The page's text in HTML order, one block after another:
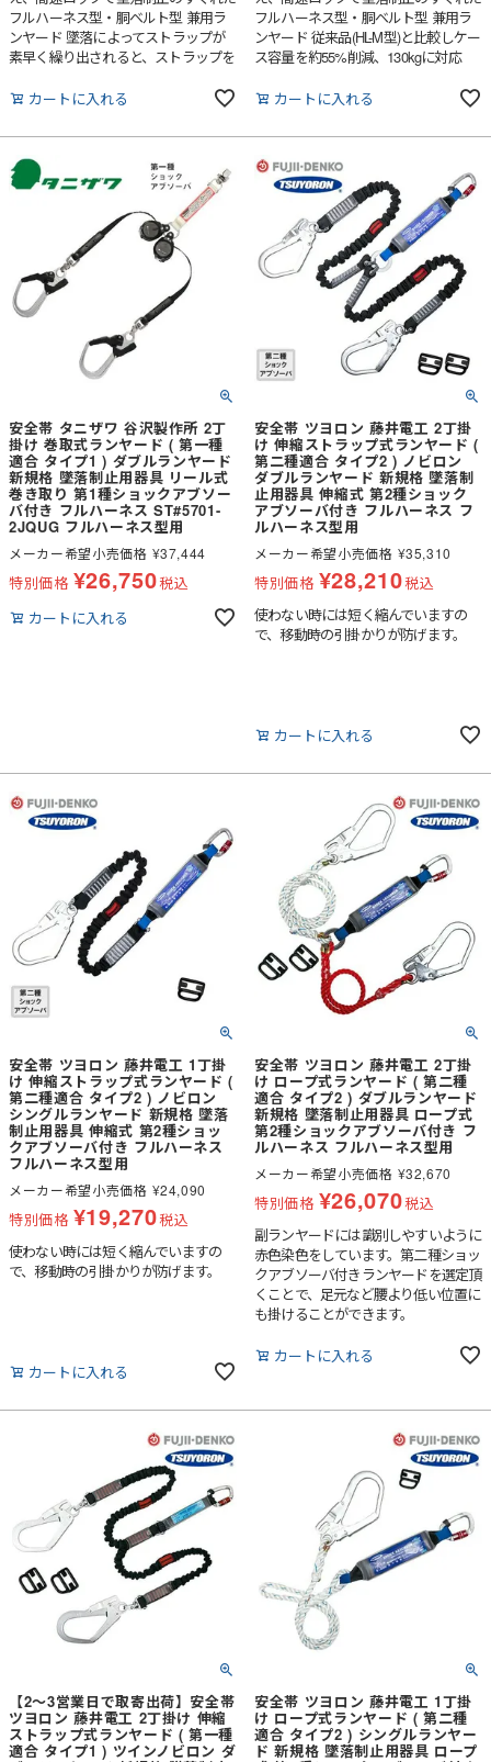
フルハーネス型・胴ベルト型 兼用ラ
ンヤード 墜落によってストラップが
素早く繰り出されると、ストラップを
にロックし、人体の墜落を制止しま
タートします。現行品と比較して約
22%早く、最大衝撃荷重は低くなり身
体にかかる衝撃をやわらげます。スト
ラップには超高分子量ポリエチレン製
で水に浮くほどの軽さと比類なき強度
を持つスーパー繊維を使用、既存モデ
ルと比較し、耐熱性の温度域は低くな
りますが、元強度は約20％向上してい
ます。
カートに入れる
フルハーネス型・胴ベルト型 兼用ラ
ンヤード 従来品(HL-M型)と比較しケー
ス容量を約55%削減、130kgに対応
も驚きの軽さを実現しました。また、
出されると、ストラップを巻き付けて
いるスプールの回転を瞬時にロック
し、人体の墜落を制止します。このプ
ロセスはわずか0.24秒でスタートしま
カートに入れる
安全帯 タニザワ 谷沢製作所 2丁
掛け 巻取式ランヤード ( 第一種
適合 タイプ1 ) ダブルランヤード
新規格 墜落制止用器具 リール式
巻き取り 第1種ショックアブソー
バ付き フルハーネス ST#5701-
2JQUG フルハーネス型用
メーカー希望小売価格 ¥37,444
特別価格 ¥26,750税込
カートに入れる
安全帯 ツヨロン 藤井電工 2丁掛
け 伸縮ストラップ式ランヤード (
第二種適合 タイプ2 ) ノビロン
ダブルランヤード 新規格 墜落制
止用器具 伸縮式 第2種ショック
アブソーバ付き フルハーネス フ
ルハーネス型用
メーカー希望小売価格 ¥35,310
特別価格 ¥28,210税込
使わない時には短く縮んでいますの
で、移動時の引掛かりが防げます。
カートに入れる
安全帯 ツヨロン 藤井電工 1丁掛
け 伸縮ストラップ式ランヤード (
第二種適合 タイプ2 ) ノビロン
シングルランヤード 新規格 墜落
制止用器具 伸縮式 第2種ショッ
クアブソーバ付き フルハーネス
フルハーネス型用
メーカー希望小売価格 ¥24,090
特別価格 ¥19,270税込
使わない時には短く縮んでいますの
で、移動時の引掛かりが防げます。
カートに入れる
安全帯 ツヨロン 藤井電工 2丁掛
け ロープ式ランヤード ( 第二種
適合 タイプ2 ) ダブルランヤード
新規格 墜落制止用器具 ロープ式
第2種ショックアブソーバ付き フ
ルハーネス フルハーネス型用
メーカー希望小売価格 ¥32,670
特別価格 ¥26,070税込
副ランヤードには識別しやすいように
赤色染色をしています。第二種ショッ
クアブソーバ付きランヤードを選定頂
くことで、足元など腰より低い位置に
も掛けることができます。
カートに入れる
【2～3営業日で取寄出荷】安全帯
ツヨロン 藤井電工 2丁掛け 伸縮
ストラップ式ランヤード ( 第一種
適合 タイプ1 ) ツインノビロン ダ
安全帯 ツヨロン 藤井電工 1丁掛
け ロープ式ランヤード ( 第二種
適合 タイプ2 ) シングルランヤー
ド 新規格 墜落制止用器具 ロープ